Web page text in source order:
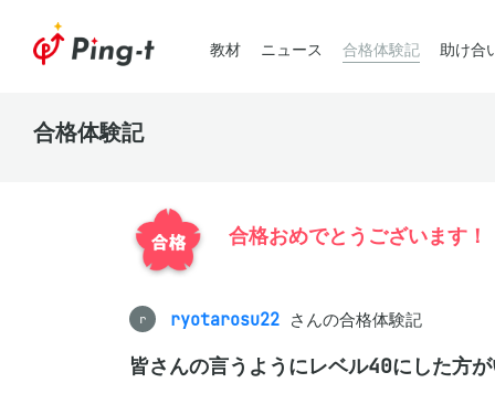
教材 ニュース 合格体験記 助け合
合格体験記
合格おめでとうございます！
r ryotarosu22 さんの合格体験記
皆さんの言うようにレベル40にした方